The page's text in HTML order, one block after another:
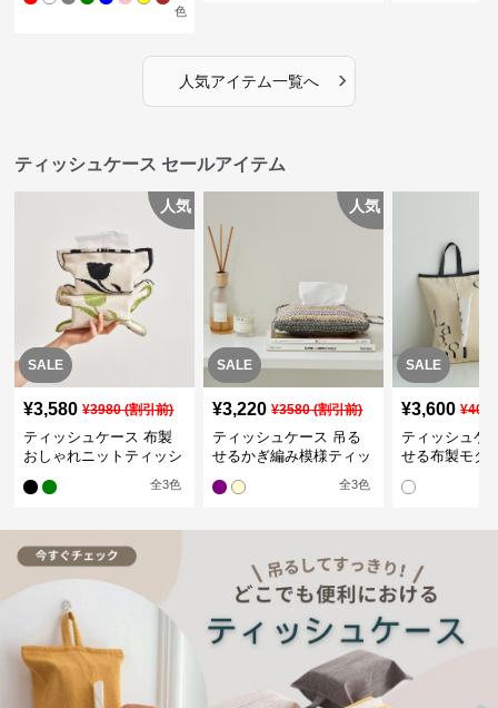
色
人気アイテム一覧へ ›
ティッシュケース セールアイテム
SALE
人気
¥3,580 ¥3980(割引前)
ティッシュケース 布製
おしゃれニットティッシ
全3色
SALE
人気
¥3,220 ¥3580(割引前)
ティッシュケース 吊る
せるかぎ編み模様ティッ
全3色
SALE
¥3,600 ¥
ティッシュケ
せる布製モダ